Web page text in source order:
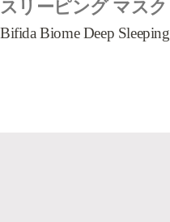
スリーピング マスク
Bifida Biome Deep